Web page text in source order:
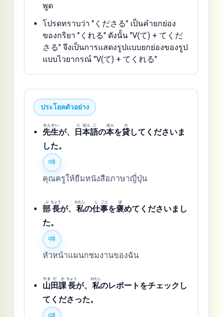
พูด
โปรดทราบว่า "くださる" เป็นคำยกย่อง
ของกริยา "くれる" ดังนั้น "V(て) + てくだ
さる" จึงเป็นการแสดงรูปแบบยกย่องของรูป
แบบไวยากรณ์ "V(て) + てくれる"
ประโยคตัวอย่าง
先
せん
生
せい
が、 日
に
本
ほん
語
ご
の本
ほん
を貸
か
してくださいま
した。
คุณครูให้ยืมหนังสือภาษาญี่ปุ่น
部
ぶ
長
ちょう
が、 私
わたし
の仕
し
事
ごと
を褒
ほ
めてくださいまし
た。
หัวหน้าแผนกชมงานของฉัน
山
やま
田
だ
課
か
長
ちょう
が、 私
わたし
のレポートをチェックし
てくださった。